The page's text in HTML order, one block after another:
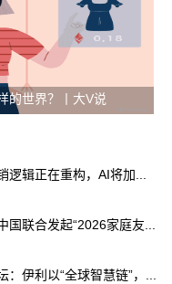
的世界？丨大V说
亚马逊广告杨彤：中国游戏出海的营销逻辑正在重构，AI将加速全流域营销升级
近半求职者看重工作生活平衡，领英中国联合发起“2026家庭友好企业评选”
发布重大科技成果、主办乳业创新论坛：伊利以“全球智慧链”，助力“世界乳都”成为创新之巅